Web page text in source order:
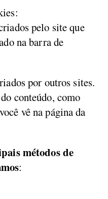
pelo site que
na barra de
por outros sites.
conteúdo, como
vê na página da
métodos de
: